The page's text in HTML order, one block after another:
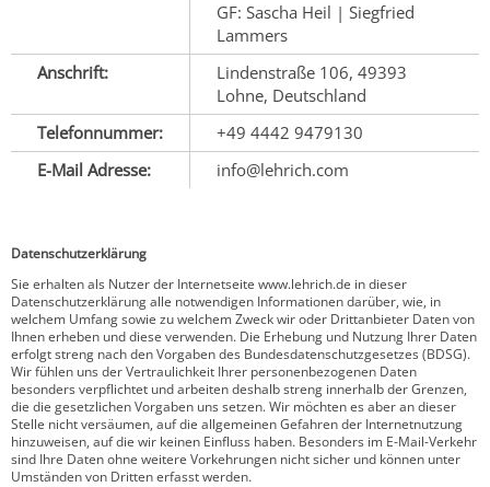
GF: Sascha Heil | Siegfried
Lammers
Anschrift:
Lindenstraße 106, 49393
Lohne, Deutschland
Telefonnummer:
+49 4442 9479130
E-Mail Adresse:
info@lehrich.com
Datenschutzerklärung
Sie erhalten als Nutzer der Internetseite www.lehrich.de in dieser
Datenschutzerklärung alle notwendigen Informationen darüber, wie, in
welchem Umfang sowie zu welchem Zweck wir oder Drittanbieter Daten von
Ihnen erheben und diese verwenden. Die Erhebung und Nutzung Ihrer Daten
erfolgt streng nach den Vorgaben des Bundesdatenschutzgesetzes (BDSG).
Wir fühlen uns der Vertraulichkeit Ihrer personenbezogenen Daten
besonders verpflichtet und arbeiten deshalb streng innerhalb der Grenzen,
die die gesetzlichen Vorgaben uns setzen. Wir möchten es aber an dieser
Stelle nicht versäumen, auf die allgemeinen Gefahren der Internetnutzung
hinzuweisen, auf die wir keinen Einfluss haben. Besonders im E-Mail-Verkehr
sind Ihre Daten ohne weitere Vorkehrungen nicht sicher und können unter
Umständen von Dritten erfasst werden.